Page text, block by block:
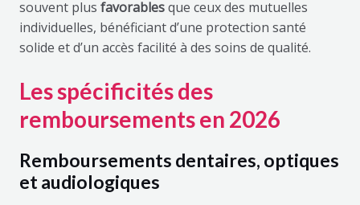
souvent plus favorablesque ceux des mutuelles
individuelles, bénéficiant d’une protection santé
solide et d’un accès facilité à des soins de qualité.
Les spécificités des
remboursements en 2026
Remboursements dentaires, optiques
et audiologiques